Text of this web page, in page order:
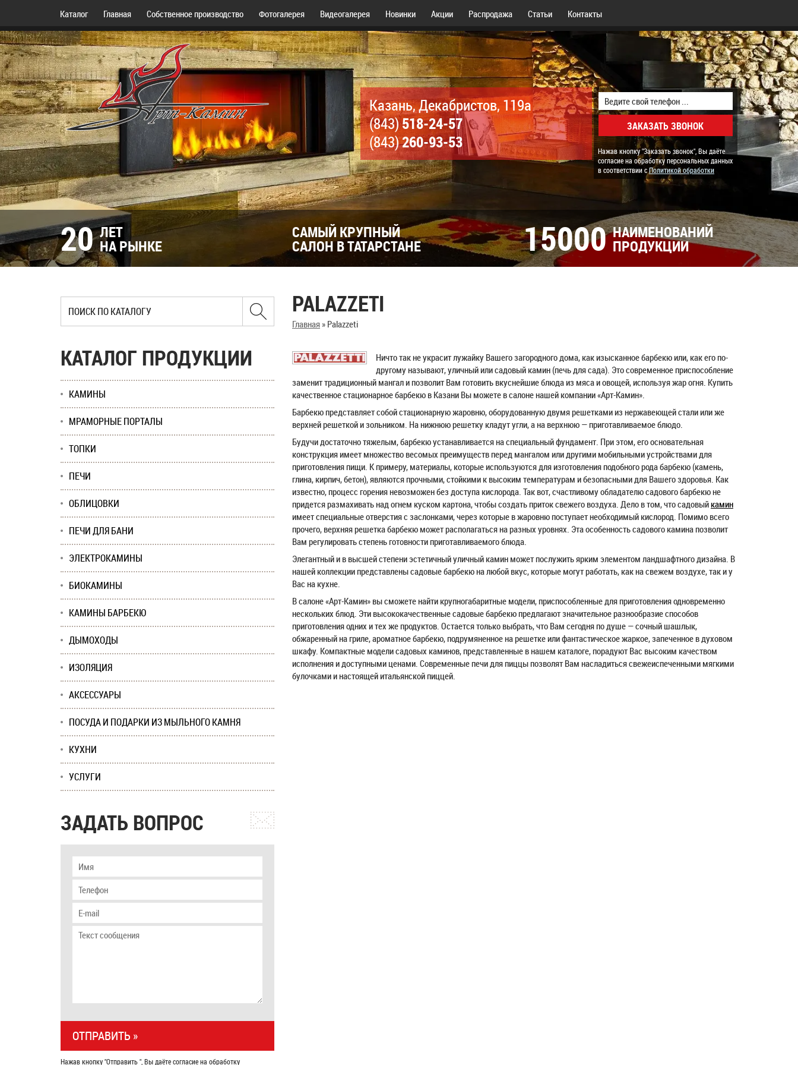
Каталог Главная Собственное производство Фотогалерея Видеогалерея Новинки Акции Распродажа Статьи Контакты
Казань, Декабристов, 119а
(843)518-24-57
(843)260-93-53
Нажав кнопку "Заказать звонок", Вы даёте
согласие на обработку персональных данных
в соответствии сПолитикой обработки
20 ЛЕТ
НА РЫНКЕ
САМЫЙ КРУПНЫЙ
САЛОН В ТАТАРСТАНЕ 15000 НАИМЕНОВАНИЙ
ПРОДУКЦИИ
PALAZZETI
Главная» Palazzeti
Ничто так не украсит лужайку Вашего загородного дома, как изысканное барбекю или, как его по-
другому называют, уличный или садовый камин (печь для сада). Это современное приспособление
заменит традиционный мангал и позволит Вам готовить вкуснейшие блюда из мяса и овощей, используя жар огня. Купить
качественное стационарное барбекю в Казани Вы можете в салоне нашей компании «Арт-Камин».
Барбекю представляет собой стационарную жаровню, оборудованную двумя решетками из нержавеющей стали или же
верхней решеткой и зольником. На нижнюю решетку кладут угли, а на верхнюю — приготавливаемое блюдо.
Будучи достаточно тяжелым, барбекю устанавливается на специальный фундамент. При этом, его основательная
конструкция имеет множество весомых преимуществ перед мангалом или другими мобильными устройствами для
приготовления пищи. К примеру, материалы, которые используются для изготовления подобного рода барбекю (камень,
глина, кирпич, бетон), являются прочными, стойкими к высоким температурам и безопасными для Вашего здоровья. Как
известно, процесс горения невозможен без доступа кислорода. Так вот, счастливому обладателю садового барбекю не
придется размахивать над огнем куском картона, чтобы создать приток свежего воздуха. Дело в том, что садовый камин
имеет специальные отверстия с заслонками, через которые в жаровню поступает необходимый кислород. Помимо всего
прочего, верхняя решетка барбекю может располагаться на разных уровнях. Эта особенность садового камина позволит
Вам регулировать степень готовности приготавливаемого блюда.
Элегантный и в высшей степени эстетичный уличный камин может послужить ярким элементом ландшафтного дизайна. В
нашей коллекции представлены садовые барбекю на любой вкус, которые могут работать, как на свежем воздухе, так и у
Вас на кухне.
В салоне «Арт-Камин» вы сможете найти крупногабаритные модели, приспособленные для приготовления одновременно
нескольких блюд. Эти высококачественные садовые барбекю предлагают значительное разнообразие способов
приготовления одних и тех же продуктов. Остается только выбрать, что Вам сегодня по душе — сочный шашлык,
обжаренный на гриле, ароматное барбекю, подрумяненное на решетке или фантастическое жаркое, запеченное в духовом
шкафу. Компактные модели садовых каминов, представленные в нашем каталоге, порадуют Вас высоким качеством
исполнения и доступными ценами. Современные печи для пиццы позволят Вам насладиться свежеиспеченными мягкими
булочками и настоящей итальянской пиццей.
КАТАЛОГ ПРОДУКЦИИ
КАМИНЫ
МРАМОРНЫЕ ПОРТАЛЫ
ТОПКИ
ПЕЧИ
ОБЛИЦОВКИ
ПЕЧИ ДЛЯ БАНИ
ЭЛЕКТРОКАМИНЫ
БИОКАМИНЫ
КАМИНЫ БАРБЕКЮ
ДЫМОХОДЫ
ИЗОЛЯЦИЯ
АКСЕССУАРЫ
ПОСУДА И ПОДАРКИ ИЗ МЫЛЬНОГО КАМНЯ
КУХНИ
УСЛУГИ
ЗАДАТЬ ВОПРОС
Нажав кнопку "Отправить ", Вы даёте согласие на обработку